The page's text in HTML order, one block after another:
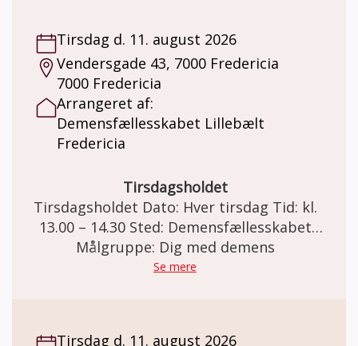
Tirsdag d. 11. august 2026
Vendersgade 43, 7000 Fredericia
7000 Fredericia
Arrangeret af:
Demensfællesskabet Lillebælt
Fredericia
Tirsdagsholdet
Tirsdagsholdet Dato: Hver tirsdag Tid: kl.
13.00 – 14.30 Sted: Demensfællesskabet
Lillebælt Vendersgade 43, 7000 Fredericia
Tirsdagsholdet I samarbejde med IDRÆT I
Målgruppe: Dig med demens
Se mere
Tirsdag d. 11. august 2026